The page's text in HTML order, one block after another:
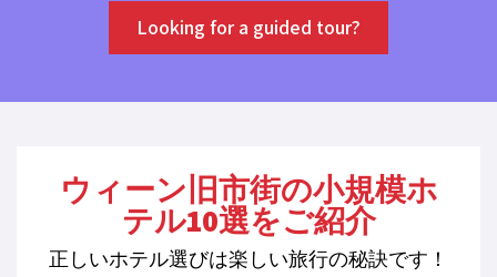
Looking for a guided tour?
ウィーン旧市街の小規模ホ
テル10選をご紹介
正しいホテル選びは楽しい旅行の秘訣です！